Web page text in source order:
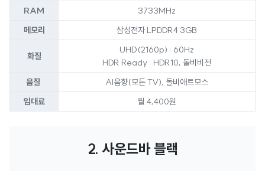
RAM
3733MHz
메모리
삼성전자 LPDDR4 3GB
화질
UHD(2160p) : 60Hz
HDR Ready : HDR10, 돌비비전
음질
AI음향(모든 TV), 돌비애트모스
임대료
월 4,400원
2. 사운드바 블랙